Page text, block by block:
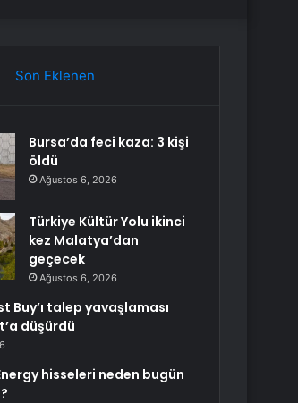
Son Eklenen
Bursa’da feci kaza: 3 kişi
öldü
Ağustos 6, 2026
Türkiye Kültür Yolu ikinci
kez Malatya’dan
geçecek
Ağustos 6, 2026
Buy’ı talep yavaşlaması
düşürdü
hisseleri neden bugün